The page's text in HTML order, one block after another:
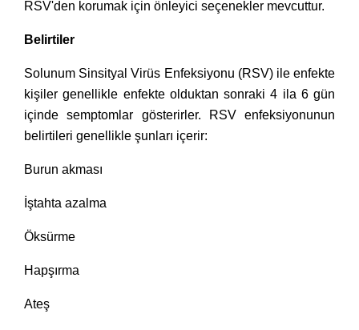
RSV'den korumak için önleyici seçenekler mevcuttur.
Belirtiler
Solunum Sinsityal Virüs Enfeksiyonu (RSV) ile enfekte
kişiler genellikle enfekte olduktan sonraki 4 ila 6 gün
içinde semptomlar gösterirler. RSV enfeksiyonunun
belirtileri genellikle şunları içerir:
Burun akması
İştahta azalma
Öksürme
Hapşırma
Ateş